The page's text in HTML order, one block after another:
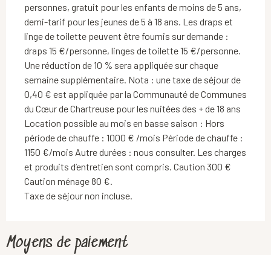
personnes, gratuit pour les enfants de moins de 5 ans,
demi-tarif pour les jeunes de 5 à 18 ans. Les draps et
linge de toilette peuvent être fournis sur demande :
draps 15 €/personne, linges de toilette 15 €/personne.
Une réduction de 10 % sera appliquée sur chaque
semaine supplémentaire. Nota : une taxe de séjour de
0,40 € est appliquée par la Communauté de Communes
du Cœur de Chartreuse pour les nuitées des + de 18 ans
Location possible au mois en basse saison : Hors
période de chauffe : 1000 € /mois Période de chauffe :
1150 €/mois Autre durées : nous consulter. Les charges
et produits d’entretien sont compris. Caution 300 €
Caution ménage 80 €.
Taxe de séjour non incluse.
Moyens de paiement